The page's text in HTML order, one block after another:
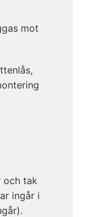
mot
och tak
ingår i